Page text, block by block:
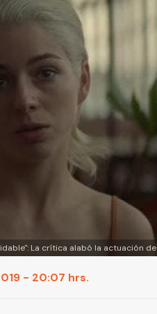
La crítica alabó la actuación
- 20:07 hrs.